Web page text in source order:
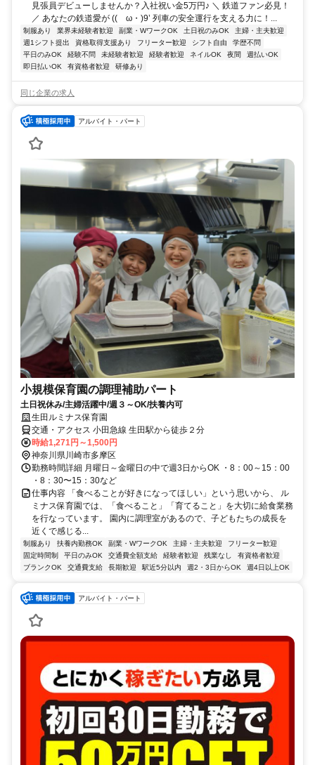
見張員デビューしませんか？入社祝い金5万円♪ ＼ 鉄道ファン必見！
／ あなたの鉄道愛が ((ゝω・)9’ 列車の安全運行を支える力に！...
制服あり 業界未経験者歓迎 副業・WワークOK 土日祝のみOK
主婦・主夫歓迎
週1シフト提出
資格取得支援あり フリーター歓迎 シフト自由
学歴不問
平日のみOK
経験不問 未経験者歓迎 経験者歓迎 ネイルOK 夜間
週払いOK
即日払いOK
有資格者歓迎 研修あり
同じ企業の求人
アルバイト・パート
小規模保育園の調理補助パート
土日祝休み/主婦活躍中/週３～OK/扶養内可
生田ルミナス保育園
交通・アクセス 小田急線 生田駅から徒歩２分
時給1,271円～1,500円
神奈川県川崎市多摩区
勤務時間詳細 月曜日～金曜日の中で週3日からOK ・8：00～15：00
・8：30〜15：30など
仕事内容 「食べることが好きになってほしい」という思いから、 ル
ミナス保育園では、「食べること」「育てること」を大切に給食業務
を行なっています。 園内に調理室があるので、子どもたちの成長を
近くで感じる...
制服あり 扶養内勤務OK 副業・WワークOK 主婦・主夫歓迎
フリーター歓迎
固定時間制
平日のみOK 交通費全額支給 経験者歓迎 残業なし
有資格者歓迎
ブランクOK
交通費支給 長期歓迎 駅近5分以内 週2・3日からOK 週4日以上OK
アルバイト・パート